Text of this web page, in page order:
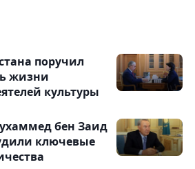
поручил
жизни
культуры
бен Заид
ключевые